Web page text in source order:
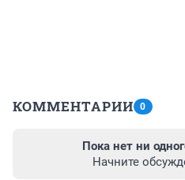
КОММЕНТАРИИ 0
Пока нет ни
Начните